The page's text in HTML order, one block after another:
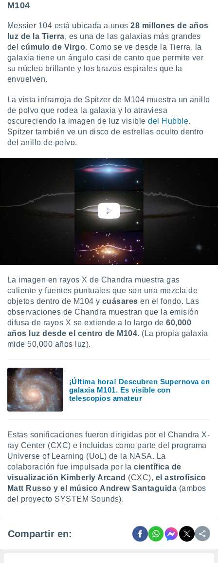
M104
Messier 104 está ubicada a unos28 millones de años
luz de la Tierra, es una de las galaxias más grandes
del cúmulo de Virgo. Como se ve desde la Tierra, la
galaxia tiene un ángulo casi de canto que permite ver
su núcleo brillante y los brazos espirales que la
envuelven.
La vista infrarroja de Spitzer de M104 muestra un anillo
de polvo que rodea la galaxia y lo atraviesa
oscureciendo la imagen de luz visibledel Hubble.
Spitzer también ve un disco de estrellas oculto dentro
del anillo de polvo.
La imagen en rayos X de Chandra muestra gas
caliente y fuentes puntuales que son una mezcla de
objetos dentro de M104 y cuásares en el fondo. Las
observaciones de Chandra muestran que la emisión
difusa de rayos X se extiende a lo largo de60,000
años luz desde el centro de M104. (La propia galaxia
mide 50,000 años luz).
¡Última hora! Descubren Supernova en
galaxia M101. Es visible con
telescopios amateur
Estas sonificaciones fueron dirigidas por el Chandra X-
ray Center (CXC) e incluidas como parte del programa
Universe of Learning (UoL) de la NASA. La
colaboración fue impulsada por lacientífica de
visualización Kimberly Arcand (CXC), el astrofísico
Matt Russo y el músico Andrew Santaguida (ambos
del proyecto SYSTEM Sounds).
Compartir en: